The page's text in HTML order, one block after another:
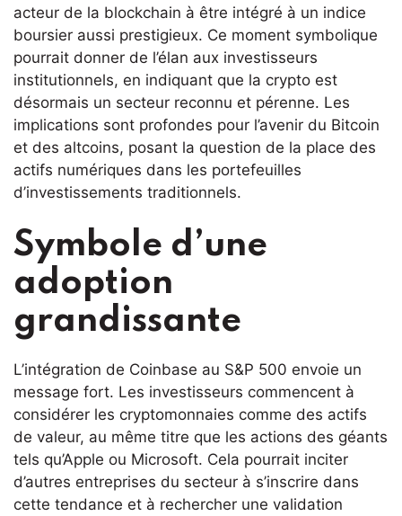
acteur de la blockchain à être intégré à un indice
boursier aussi prestigieux. Ce moment symbolique
pourrait donner de l’élan aux investisseurs
institutionnels, en indiquant que la crypto est
désormais un secteur reconnu et pérenne. Les
implications sont profondes pour l’avenir du Bitcoin
et des altcoins, posant la question de la place des
actifs numériques dans les portefeuilles
d’investissements traditionnels.
Symbole d’une
adoption
grandissante
L’intégration de Coinbase au S&P 500 envoie un
message fort. Les investisseurs commencent à
considérer les cryptomonnaies comme des actifs
de valeur, au même titre que les actions des géants
tels qu’Apple ou Microsoft. Cela pourrait inciter
d’autres entreprises du secteur à s’inscrire dans
cette tendance et à rechercher une validation